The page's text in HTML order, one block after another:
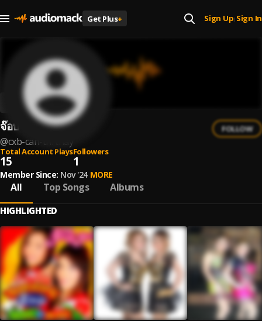
Get Plus+ Sign Up| Sign In
จ๊อบ จันทร์ทัย
@cxb-can-thrthay
FOLLOW
Total Account Plays
15
Followers
1
Member Since: Nov '24 MORE
All Top Songs Albums
HIGHLIGHTED